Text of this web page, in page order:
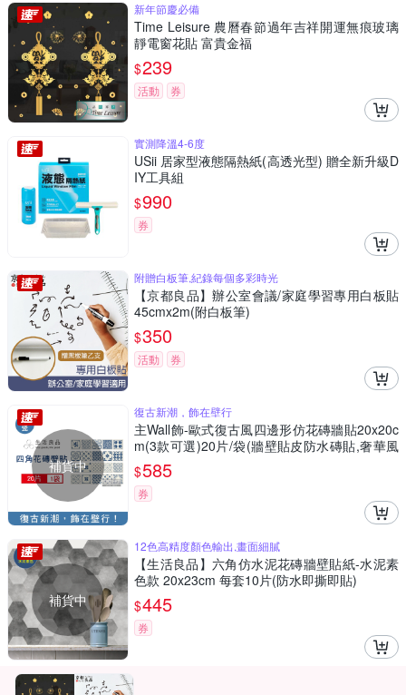
新年節慶必備
Time Leisure 農曆春節過年吉祥開運無痕玻璃
靜電窗花貼 富貴金福
$239
活動 券
實測降溫4-6度
USii 居家型液態隔熱紙(高透光型) 贈全新升級D
IY工具組
$990
券
附贈白板筆,紀錄每個多彩時光
【京都良品】辦公室會議/家庭學習專用白板貼
45cmx2m(附白板筆)
$350
活動 券
補貨中
復古新潮，飾在壁行
主Wall飾-歐式復古風四邊形仿花磚牆貼20x20c
m(3款可選)20片/袋(牆壁貼皮防水磚貼,奢華風
格壁紙,仿四角磁磚牆貼,DIY裝飾材料貼片,模擬
磁磚牆家飾貼紙)
$585
券
補貨中
12色高精度顏色輸出,畫面細膩
【生活良品】六角仿水泥花磚牆壁貼紙-水泥素
色款 20x23cm 每套10片(防水即撕即貼)
$445
券